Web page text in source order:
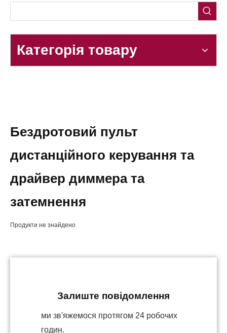
Категорія товару
Бездротовий пульт
дистанційного керування та
драйвер диммера та
затемнення
Продукти не знайдено
Залиште повідомлення
ми зв'яжемося протягом 24 робочих
годин.